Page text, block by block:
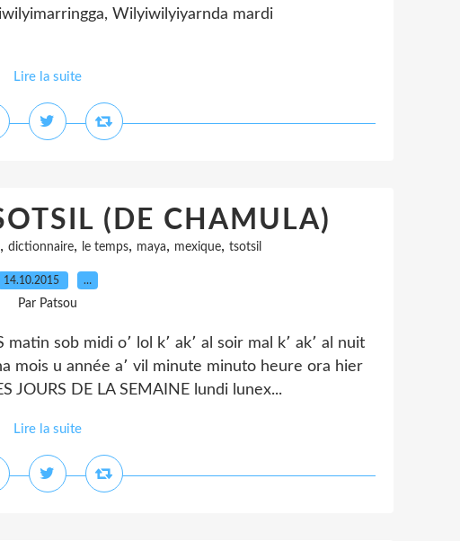
Wilyiwilyiyarnda mardi
Lire la suite
(DE CHAMULA)
, dictionnaire, le temps, maya, mexique, tsotsil
14.10.2015 …
Par Patsou
sob midi o՚ lol k՚ ak՚ al soir mal k՚ ak՚ al nuit
mois u année a՚ vil minute minuto heure ora hier
JOURS DE LA SEMAINE lundi lunex...
Lire la suite